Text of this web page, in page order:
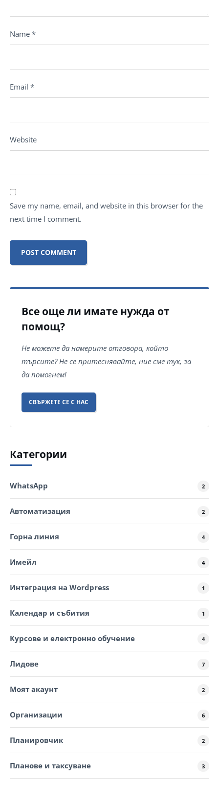
Name *
Email *
Website
Save my name, email, and website in this browser for the
next time I comment.
Все още ли имате нужда от
помощ?
Не можете да намерите отговора, който
търсите? Не се притеснявайте, ние сме тук, за
да помогнем!
СВЪРЖЕТЕ СЕ С НАС
Категории
WhatsApp 2
Автоматизация 2
Горна линия 4
Имейл 4
Интеграция на Wordpress 1
Календар и събития 1
Курсове и електронно обучение 4
Лидове 7
Моят акаунт 2
Организации 6
Планировчик 2
Планове и таксуване 3